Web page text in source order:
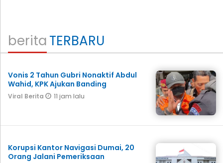
beritaTERBARU
Vonis 2 Tahun Gubri Nonaktif Abdul
Wahid, KPK Ajukan Banding
Viral Berita 11 jam lalu
Korupsi Kantor Navigasi Dumai, 20
Orang Jalani Pemeriksaan